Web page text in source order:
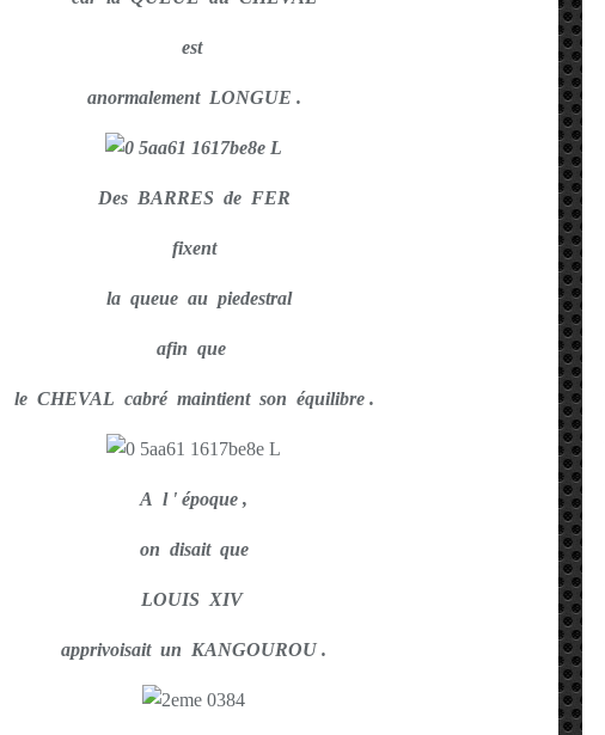
est
anormalement LONGUE .
Des BARRES de FER
fixent
la queue au piedestral
afin que
le CHEVAL cabré maintient son équilibre .
A l ' époque ,
on disait que
LOUIS XIV
apprivoisait un KANGOUROU .